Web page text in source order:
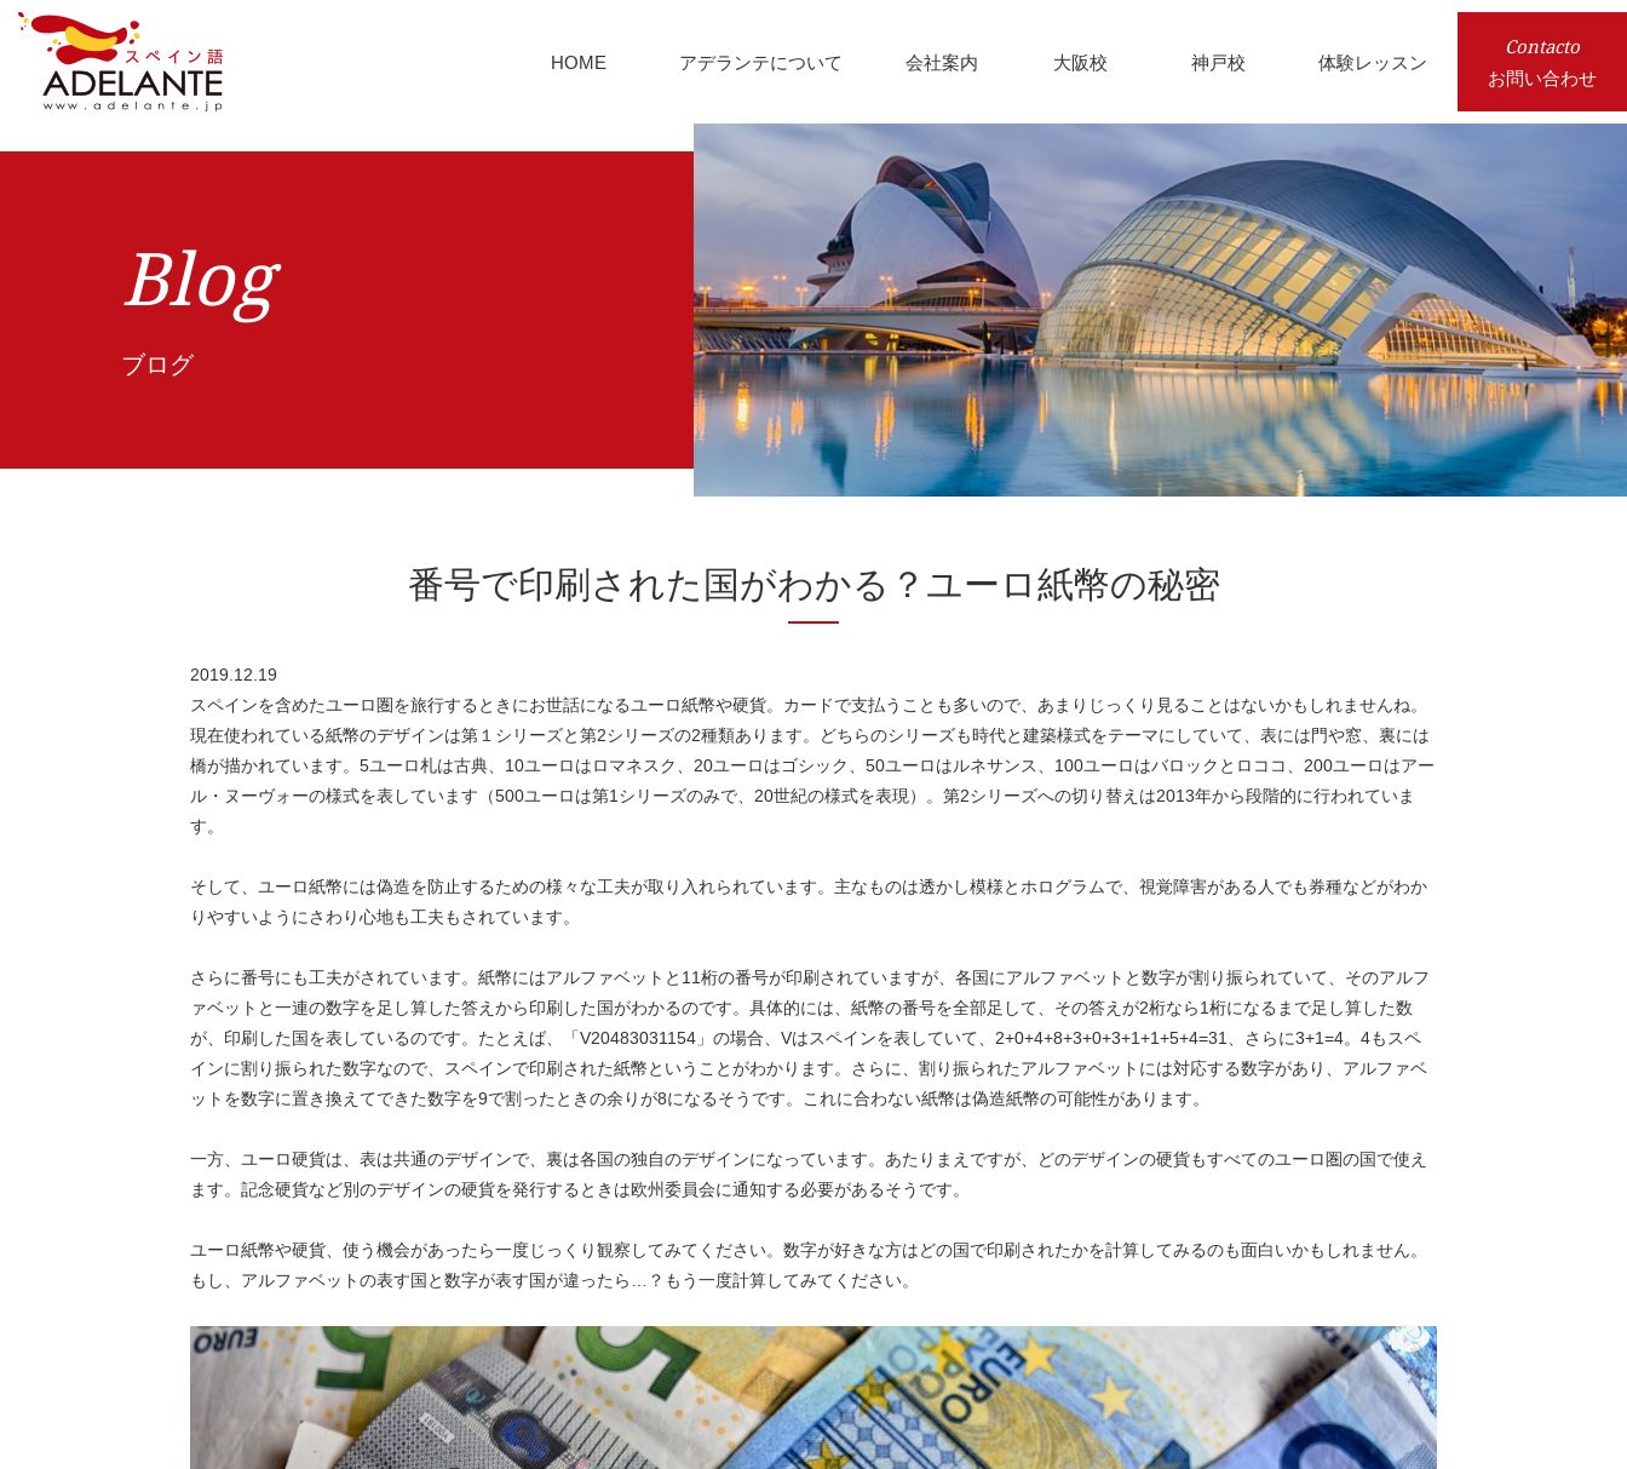
HOME アデランテについて 会社案内 大阪校 神戸校 体験レッスン
Contacto
お問い合わせ
Blog
ブログ
番号で印刷された国がわかる？ユーロ紙幣の秘密
2019.12.19
スペインを含めたユーロ圏を旅行するときにお世話になるユーロ紙幣や硬貨。カードで支払うことも多いので、あまりじっくり見ることはないかもしれませんね。
現在使われている紙幣のデザインは第１シリーズと第2シリーズの2種類あります。どちらのシリーズも時代と建築様式をテーマにしていて、表には門や窓、裏には
橋が描かれています。5ユーロ札は古典、10ユーロはロマネスク、20ユーロはゴシック、50ユーロはルネサンス、100ユーロはバロックとロココ、200ユーロはアー
ル・ヌーヴォーの様式を表しています（500ユーロは第1シリーズのみで、20世紀の様式を表現）。第2シリーズへの切り替えは2013年から段階的に行われていま
す。
そして、ユーロ紙幣には偽造を防止するための様々な工夫が取り入れられています。主なものは透かし模様とホログラムで、視覚障害がある人でも券種などがわか
りやすいようにさわり心地も工夫もされています。
さらに番号にも工夫がされています。紙幣にはアルファベットと11桁の番号が印刷されていますが、各国にアルファベットと数字が割り振られていて、そのアルフ
ァベットと一連の数字を足し算した答えから印刷した国がわかるのです。具体的には、紙幣の番号を全部足して、その答えが2桁なら1桁になるまで足し算した数
が、印刷した国を表しているのです。たとえば、「V20483031154」の場合、Vはスペインを表していて、2+0+4+8+3+0+3+1+1+5+4=31、さらに3+1=4。4もスペ
インに割り振られた数字なので、スペインで印刷された紙幣ということがわかります。さらに、割り振られたアルファベットには対応する数字があり、アルファベ
ットを数字に置き換えてできた数字を9で割ったときの余りが8になるそうです。これに合わない紙幣は偽造紙幣の可能性があります。
一方、ユーロ硬貨は、表は共通のデザインで、裏は各国の独自のデザインになっています。あたりまえですが、どのデザインの硬貨もすべてのユーロ圏の国で使え
ます。記念硬貨など別のデザインの硬貨を発行するときは欧州委員会に通知する必要があるそうです。
ユーロ紙幣や硬貨、使う機会があったら一度じっくり観察してみてください。数字が好きな方はどの国で印刷されたかを計算してみるのも面白いかもしれません。
もし、アルファベットの表す国と数字が表す国が違ったら…？もう一度計算してみてください。